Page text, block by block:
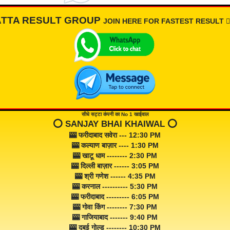
RESULT GROUP JOIN HERE FOR FASTEST RESULT
सीधे सट्टा कंपनी का No 1 खाईवाल
⭕️ SANJAY BHAI KHAIWAL ⭕️
🎰 फरीदाबाद सवेरा --- 12:30 PM
🎰 कल्याण बाज़ार ---- 1:30 PM
🎰 खाटू धाम -------- 2:30 PM
🎰 दिल्ली बाज़ार ------ 3:05 PM
🎰 श्री गणेश ------ 4:35 PM
🎰 करनाल ---------- 5:30 PM
🎰 फरीदाबाद --------- 6:05 PM
🎰 गोवा किंग -------- 7:30 PM
🎰 गाजियाबाद ------- 9:40 PM
🎰 दुबई गोल्ड -------- 10:30 PM